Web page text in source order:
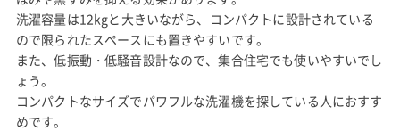
洗濯容量は12kgと大きいながら、コンパクトに設計されている
ので限られたスペースにも置きやすいです。
また、低振動・低騒音設計なので、集合住宅でも使いやすいでし
ょう。
コンパクトなサイズでパワフルな洗濯機を探している人におすす
めです。